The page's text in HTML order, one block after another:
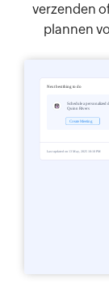
verzenden
plannen